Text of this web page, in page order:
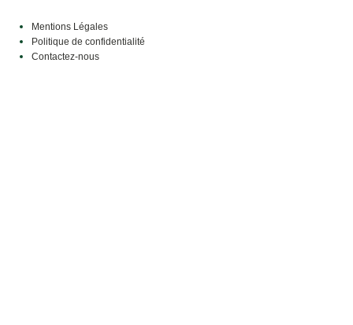
Mentions Légales
Politique de confidentialité
Contactez-nous